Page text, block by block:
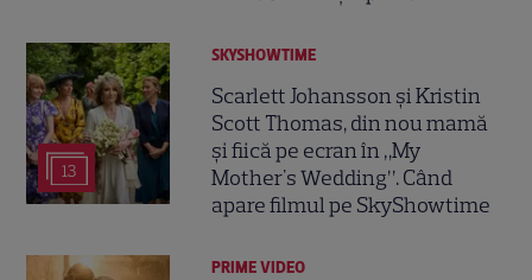
13
SKYSHOWTIME
Scarlett Johansson și Kristin
Scott Thomas, din nou mamă
și fiică pe ecran în „My
Mother's Wedding”. Când
apare filmul pe SkyShowtime
PRIME VIDEO